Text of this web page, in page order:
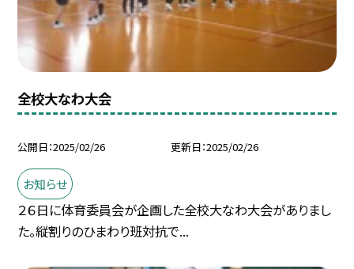
全校大なわ大会
公開日 2025/02/26 更新日 2025/02/26
お知らせ
２６日に体育委員会が企画した全校大なわ大会がありまし
た。縦割りのひまわり班対抗で...